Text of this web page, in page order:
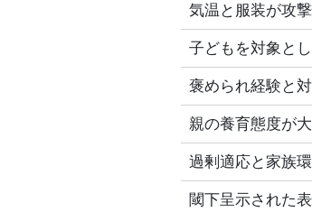
気温と服装が攻
子どもを対象と
褒められ経験と
親の養育態度が
過剰適応と家族
閾下呈示された